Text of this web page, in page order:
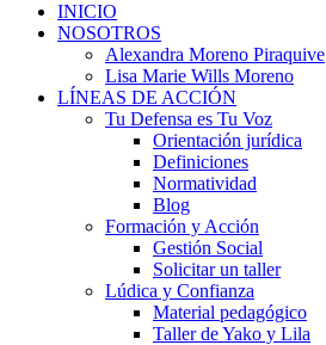
INICIO
NOSOTROS
Alexandra Moreno Piraquive
Lisa Marie Wills Moreno
LÍNEAS DE ACCIÓN
Tu Defensa es Tu Voz
Orientación jurídica
Definiciones
Normatividad
Blog
Formación y Acción
Gestión Social
Solicitar un taller
Lúdica y Confianza
Material pedagógico
Taller de Yako y Lila